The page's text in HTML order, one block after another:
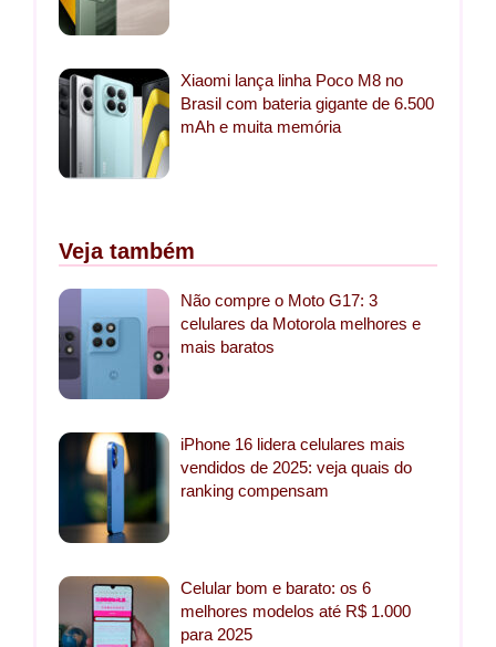
Xiaomi lança linha Poco M8 no
Brasil com bateria gigante de 6.500
mAh e muita memória
Veja também
Não compre o Moto G17: 3
celulares da Motorola melhores e
mais baratos
iPhone 16 lidera celulares mais
vendidos de 2025: veja quais do
ranking compensam
Celular bom e barato: os 6
melhores modelos até R$ 1.000
para 2025